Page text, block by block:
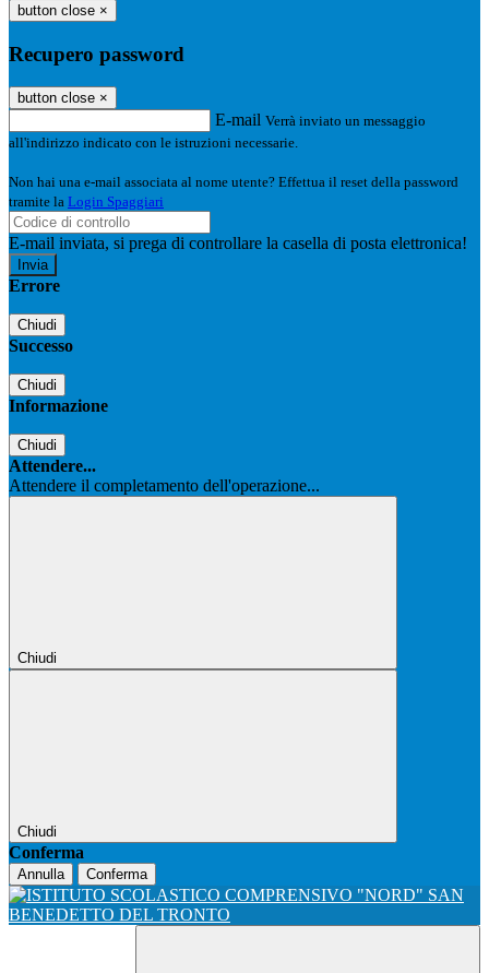
button close ×
Recupero password
button close ×
E-mail Verrà inviato un messaggio
all'indirizzo indicato con le istruzioni necessarie.
Non hai una e-mail associata al nome utente? Effettua il reset della password
tramite la Login Spaggiari
E-mail inviata, si prega di controllare la casella di posta elettronica!
Errore
Chiudi
Successo
Chiudi
Informazione
Chiudi
Attendere...
Attendere il completamento dell'operazione...
Chiudi
Chiudi
Conferma
Annulla Conferma